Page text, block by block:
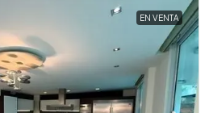
EN VENTA